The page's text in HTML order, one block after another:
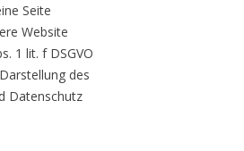
Seite
Website
1 lit. f DSGVO
des
Datenschutz